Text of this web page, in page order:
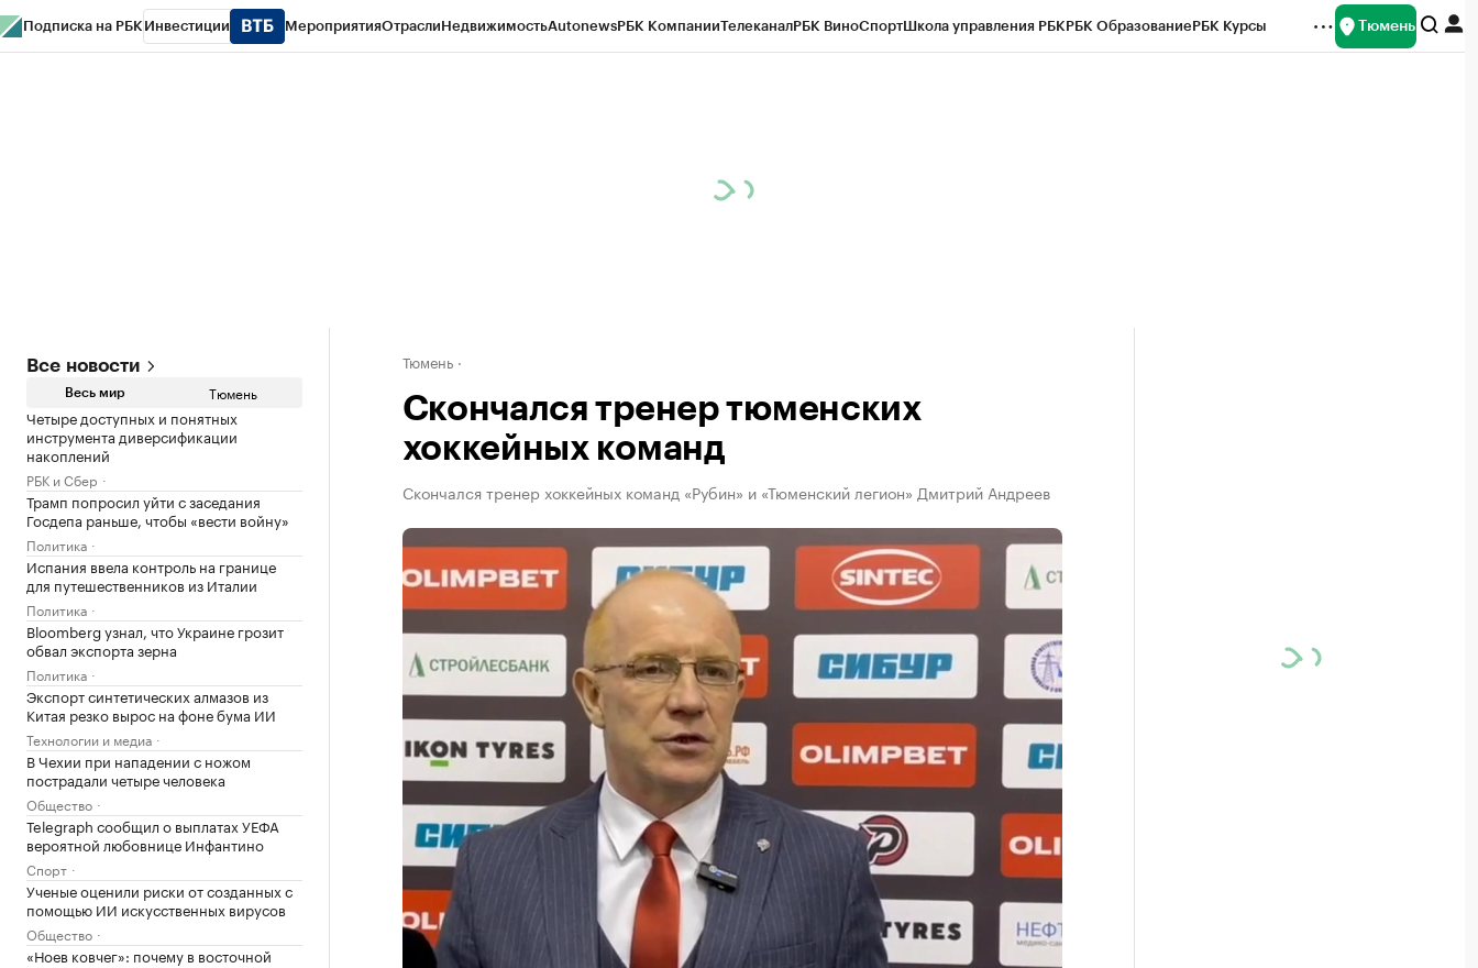
Подписка на РБК Инвестиции МероприятияОтраслиНедвижимостьAutonewsРБК КомпанииТелеканалРБК ВиноСпортШкола управления РБКРБК ОбразованиеРБК Курсы Тюмень
Все новости
Весь мир Тюмень
Четыре доступных и понятных
инструмента диверсификации
накоплений
РБК и Сбер
Трамп попросил уйти с заседания
Госдепа раньше, чтобы «вести войну»
Политика
Испания ввела контроль на границе
для путешественников из Италии
Политика
Bloomberg узнал, что Украине грозит
обвал экспорта зерна
Политика
Экспорт синтетических алмазов из
Китая резко вырос на фоне бума ИИ
Технологии и медиа
В Чехии при нападении с ножом
пострадали четыре человека
Общество
Telegraph сообщил о выплатах УЕФА
вероятной любовнице Инфантино
Спорт
Ученые оценили риски от созданных с
помощью ИИ искусственных вирусов
Общество
«Ноев ковчег»: почему в восточной
Тюмень
Скончался тренер тюменских
хоккейных команд
Скончался тренер хоккейных команд «Рубин» и «Тюменский легион» Дмитрий Андреев